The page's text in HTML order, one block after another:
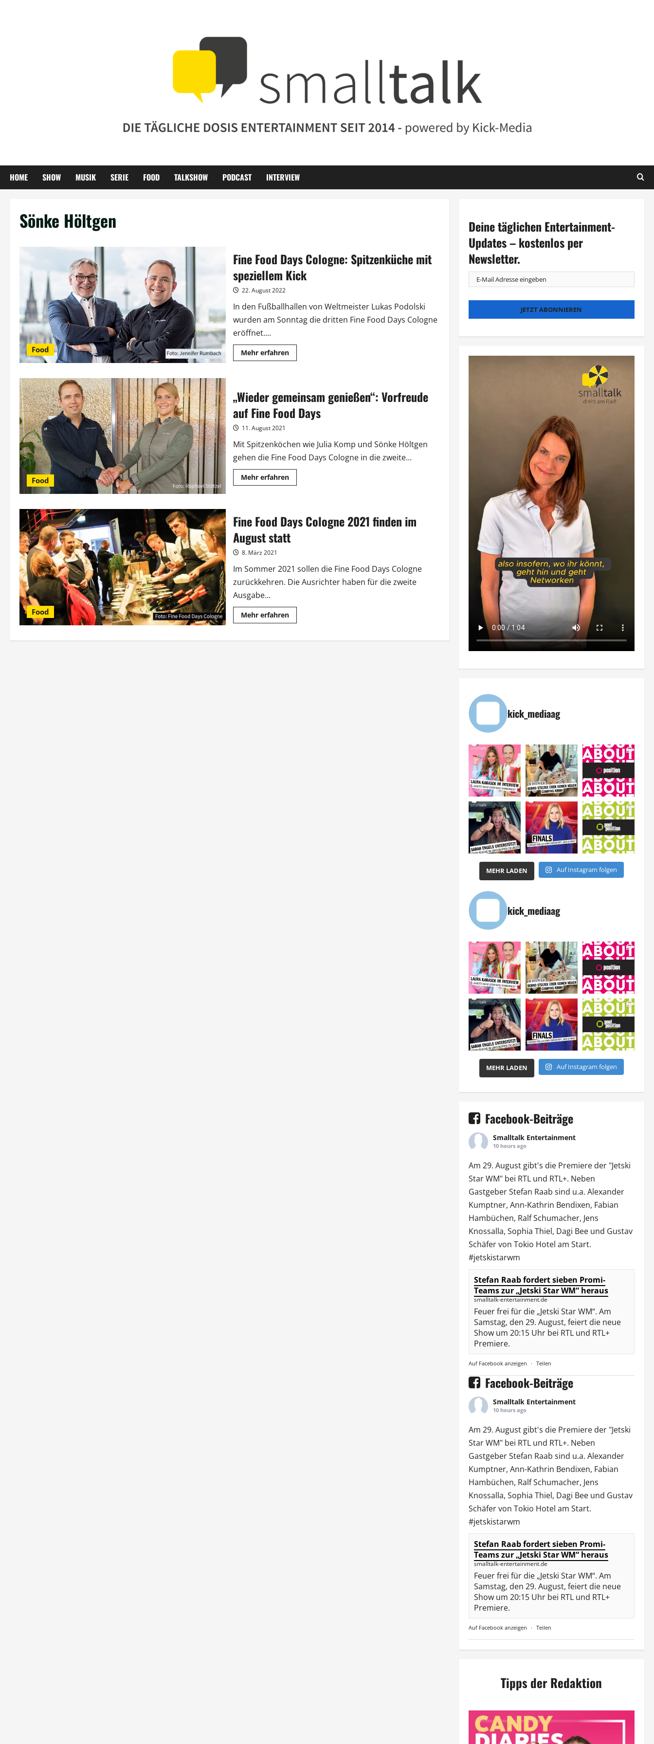
HOME SHOW MUSIK SERIE FOOD TALKSHOW PODCAST INTERVIEW
Sönke Höltgen
Food
Fine Food Days Cologne: Spitzenküche mit
speziellem Kick
22. August 2022
In den Fußballhallen von Weltmeister Lukas Podolski
wurden am Sonntag die dritten Fine Food Days Cologne
eröffnet....
Mehr erfahrenMehr
Informationen
Cologne:
Spitzenküche
mit
speziellem
Kick
Food
„Wieder gemeinsam genießen“: Vorfreude
auf Fine Food Days
11. August 2021
Mit Spitzenköchen wie Julia Komp und Sönke Höltgen
gehen die Fine Food Days Cologne in die zweite...
Mehr erfahrenMehr
Informationen
Vorfreude
auf
Fine
Food
Days
Food
Fine Food Days Cologne 2021 finden im
August statt
8. März 2021
Im Sommer 2021 sollen die Fine Food Days Cologne
zurückkehren. Die Ausrichter haben für die zweite
Ausgabe...
Mehr erfahrenMehr
Informationen
Food
Deine täglichen Entertainment-
Updates – kostenlos per
Newsletter.
kick_mediaag
MEHR LADEN Auf Instagram folgen
kick_mediaag
MEHR LADEN Auf Instagram folgen
Facebook-Beiträge
Smalltalk Entertainment
10 hours ago
Am 29. August gibt's die Premiere der "Jetski
Star WM" bei RTLund RTL+. Neben
Gastgeber Stefan Raab sind u.a. Alexander
Kumptner, Ann-Kathrin Bendixen, Fabian
Hambüchen, Ralf Schumacher, Jens
Knossalla, Sophia Thiel, Dagi Beeund Gustav
Schäfer von Tokio Hotel am Start.
#jetskistarwm
Stefan Raab fordert sieben Promi-
Teams zur „Jetski Star WM“ heraus
smalltalk-entertainment.de
Feuer frei für die „Jetski Star WM“. Am
Samstag, den 29. August, feiert die neue
Show um 20:15 Uhr bei RTL und RTL+
Premiere.
Auf Facebook anzeigen · Teilen
Facebook-Beiträge
Smalltalk Entertainment
10 hours ago
Am 29. August gibt's die Premiere der "Jetski
Star WM" bei RTLund RTL+. Neben
Gastgeber Stefan Raab sind u.a. Alexander
Kumptner, Ann-Kathrin Bendixen, Fabian
Hambüchen, Ralf Schumacher, Jens
Knossalla, Sophia Thiel, Dagi Beeund Gustav
Schäfer von Tokio Hotel am Start.
#jetskistarwm
Stefan Raab fordert sieben Promi-
Teams zur „Jetski Star WM“ heraus
smalltalk-entertainment.de
Feuer frei für die „Jetski Star WM“. Am
Samstag, den 29. August, feiert die neue
Show um 20:15 Uhr bei RTL und RTL+
Premiere.
Auf Facebook anzeigen · Teilen
Tipps der Redaktion